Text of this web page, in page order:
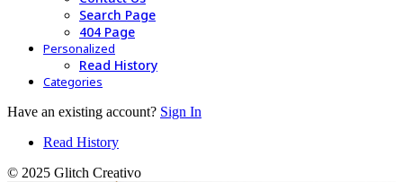
Search Page
404 Page
Personalized
Read History
Categories
Have an existing account? Sign In
Read History
© 2025 Glitch Creativo